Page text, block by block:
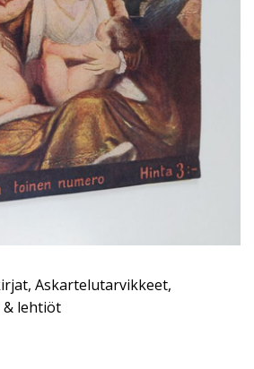
, Askartelutarvikkeet,
& lehtiöt